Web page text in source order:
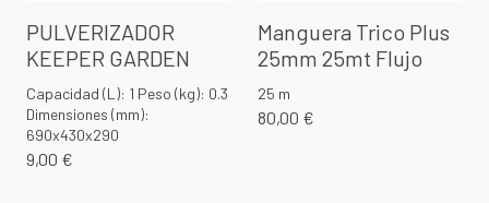
PULVERIZADOR
KEEPER GARDEN
Capacidad (L): 1 Peso (kg): 0.3
Dimensiones (mm):
690x430x290
9,00 €
Manguera Trico Plus
25mm 25mt Flujo
25 m
80,00 €